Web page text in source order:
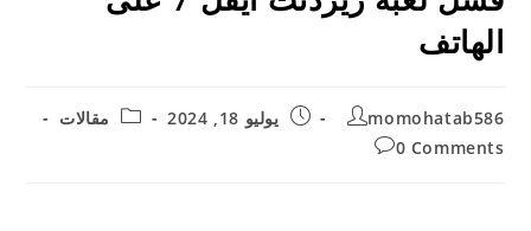
الهاتف
Post
author:
momohatab586
Postيوليو 18, 2024
Postمقالات
Post
0 Comments